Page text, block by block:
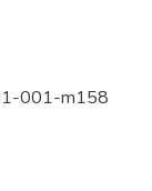
001-m158